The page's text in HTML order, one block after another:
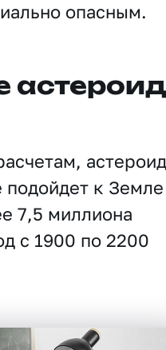
опасным.
астероид
подойдет к Земле
7,5 миллиона
с 1900 по 2200